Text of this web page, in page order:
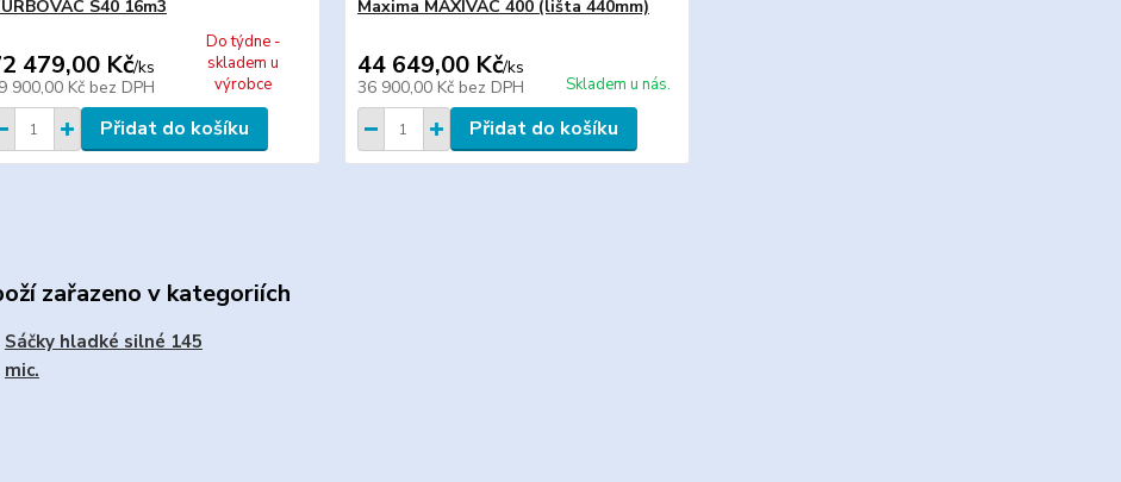
S40 16m3
479,00 Kč/ks
900,00 Kč bez DPH
Do týdne -
skladem u
výrobce
Přidat do košíku
Maxima MAXIVAC 400 (lišta 440mm)
44 649,00 Kč/ks
36 900,00 Kč bez DPH Skladem u nás.
Přidat do košíku
zařazeno v kategoriích
Sáčky hladké silné 145
mic.